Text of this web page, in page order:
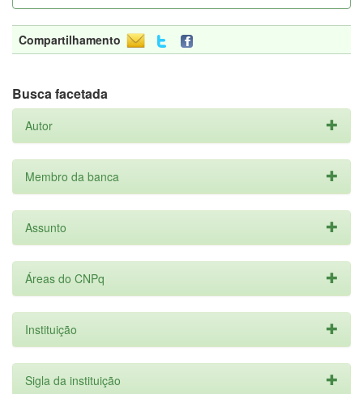
Compartilhamento
Busca facetada
Autor
Membro da banca
Assunto
Áreas do CNPq
Instituição
Sigla da instituição